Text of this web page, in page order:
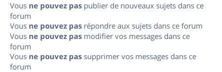
Vous ne pouvez pas publier de nouveaux sujets dans ce
forum
Vous ne pouvez pas répondre aux sujets dans ce forum
Vous ne pouvez pas modifier vos messages dans ce
forum
Vous ne pouvez pas supprimer vos messages dans ce
forum